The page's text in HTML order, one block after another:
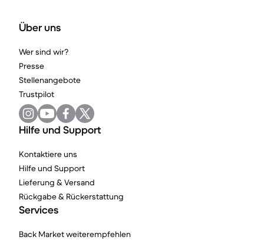
Über uns
Wer sind wir?
Presse
Stellenangebote
Trustpilot
Hilfe und Support
Kontaktiere uns
Hilfe und Support
Lieferung & Versand
Rückgabe & Rückerstattung
Services
Back Market weiterempfehlen